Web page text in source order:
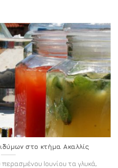
στο κτήμα Ακαλλίς
Ιουνίου τα γλυκά,